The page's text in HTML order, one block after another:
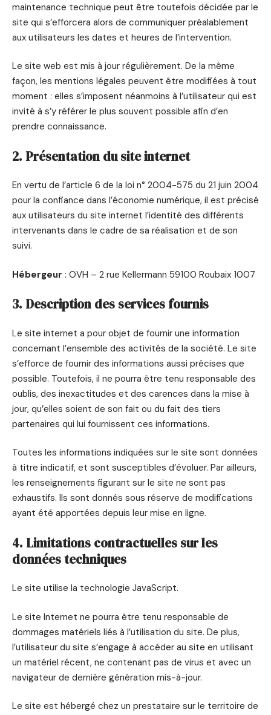
maintenance technique peut être toutefois décidée par le
site qui s’efforcera alors de communiquer préalablement
aux utilisateurs les dates et heures de l’intervention.
Le site web est mis à jour régulièrement. De la même
façon, les mentions légales peuvent être modifiées à tout
moment : elles s’imposent néanmoins à l’utilisateur qui est
invité à s’y référer le plus souvent possible afin d’en
prendre connaissance.
2. Présentation du site internet
En vertu de l’article 6 de la loi n° 2004-575 du 21 juin 2004
pour la confiance dans l’économie numérique, il est précisé
aux utilisateurs du site internet l’identité des différents
intervenants dans le cadre de sa réalisation et de son
suivi.
Hébergeur : OVH – 2 rue Kellermann 59100 Roubaix 1007
3. Description des services fournis
Le site internet a pour objet de fournir une information
concernant l’ensemble des activités de la société. Le site
s’efforce de fournir des informations aussi précises que
possible. Toutefois, il ne pourra être tenu responsable des
oublis, des inexactitudes et des carences dans la mise à
jour, qu’elles soient de son fait ou du fait des tiers
partenaires qui lui fournissent ces informations.
Toutes les informations indiquées sur le site sont données
à titre indicatif, et sont susceptibles d’évoluer. Par ailleurs,
les renseignements figurant sur le site ne sont pas
exhaustifs. Ils sont donnés sous réserve de modifications
ayant été apportées depuis leur mise en ligne.
4. Limitations contractuelles sur les
données techniques
Le site utilise la technologie JavaScript.
Le site Internet ne pourra être tenu responsable de
dommages matériels liés à l’utilisation du site. De plus,
l’utilisateur du site s’engage à accéder au site en utilisant
un matériel récent, ne contenant pas de virus et avec un
navigateur de dernière génération mis-à-jour.
Le site est hébergé chez un prestataire sur le territoire de